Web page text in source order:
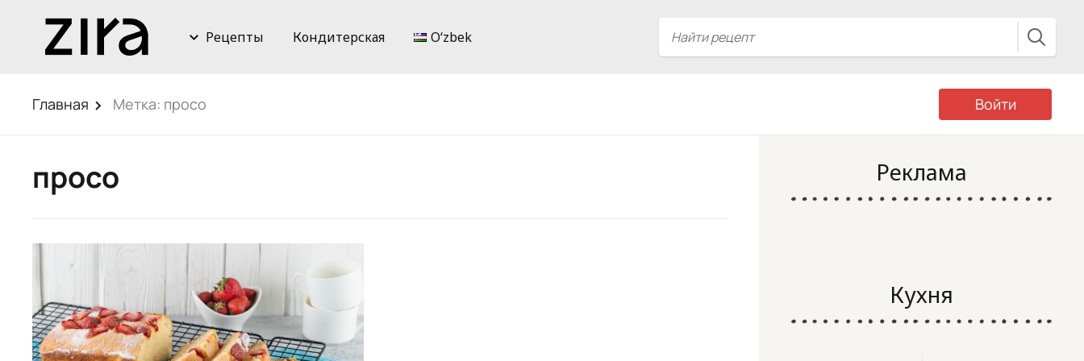
Рецепты Кондитерская Oʻzbek
Главная Метка: просо Войти
просо Реклама
Кухня